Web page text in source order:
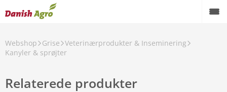
Webshop Grise Veterinærprodukter & Inseminering
Kanyler & sprøjter
Relaterede produkter